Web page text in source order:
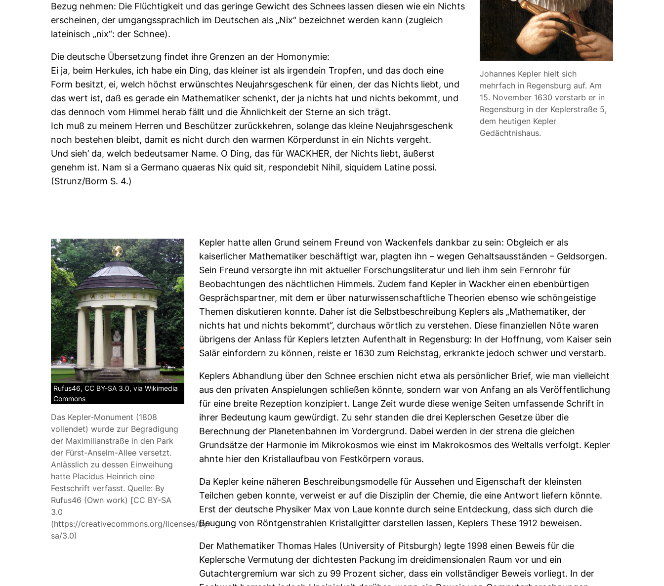
Bezug nehmen: Die Flüchtigkeit und das geringe Gewicht des Schnees lassen diesen wie ein Nichts
erscheinen, der umgangssprachlich im Deutschen als „Nix“ bezeichnet werden kann (zugleich
lateinisch „nix“: der Schnee).
Die deutsche Übersetzung findet ihre Grenzen an der Homonymie:
Ei ja, beim Herkules, ich habe ein Ding, das kleiner ist als irgendein Tropfen, und das doch eine
Form besitzt, ei, welch höchst erwünschtes Neujahrsgeschenk für einen, der das Nichts liebt, und
das wert ist, daß es gerade ein Mathematiker schenkt, der ja nichts hat und nichts bekommt, und
das dennoch vom Himmel herab fällt und die Ähnlichkeit der Sterne an sich trägt.
Ich muß zu meinem Herren und Beschützer zurückkehren, solange das kleine Neujahrsgeschenk
noch bestehen bleibt, damit es nicht durch den warmen Körperdunst in ein Nichts vergeht.
Und sieh’ da, welch bedeutsamer Name. O Ding, das für WACKHER, der Nichts liebt, äußerst
genehm ist. Nam si a Germano quaeras Nix quid sit, respondebit Nihil, siquidem Latine possi.
(Strunz/Borm S. 4.)
Johannes Kepler hielt sich
mehrfach in Regensburg auf. Am
15. November 1630 verstarb er in
Regensburg in der Keplerstraße 5,
dem heutigen Kepler
Gedächtnishaus.
Rufus46, CC BY-SA 3.0, via Wikimedia
Commons
Das Kepler-Monument (1808
vollendet) wurde zur Begradigung
der Maximilianstraße in den Park
der Fürst-Anselm-Allee versetzt.
Anlässlich zu dessen Einweihung
hatte Placidus Heinrich eine
Festschrift verfasst. Quelle: By
Rufus46 (Own work) [CC BY-SA
3.0
(https://creativecommons.org/licenses/by-
sa/3.0)
Kepler hatte allen Grund seinem Freund von Wackenfels dankbar zu sein: Obgleich er als
kaiserlicher Mathematiker beschäftigt war, plagten ihn – wegen Gehaltsausständen – Geldsorgen.
Sein Freund versorgte ihn mit aktueller Forschungsliteratur und lieh ihm sein Fernrohr für
Beobachtungen des nächtlichen Himmels. Zudem fand Kepler in Wackher einen ebenbürtigen
Gesprächspartner, mit dem er über naturwissenschaftliche Theorien ebenso wie schöngeistige
Themen diskutieren konnte. Daher ist die Selbstbeschreibung Keplers als „Mathematiker, der
nichts hat und nichts bekommt“, durchaus wörtlich zu verstehen. Diese finanziellen Nöte waren
übrigens der Anlass für Keplers letzten Aufenthalt in Regensburg: In der Hoffnung, vom Kaiser sein
Salär einfordern zu können, reiste er 1630 zum Reichstag, erkrankte jedoch schwer und verstarb.
Keplers Abhandlung über den Schnee erschien nicht etwa als persönlicher Brief, wie man vielleicht
aus den privaten Anspielungen schließen könnte, sondern war von Anfang an als Veröffentlichung
für eine breite Rezeption konzipiert. Lange Zeit wurde diese wenige Seiten umfassende Schrift in
ihrer Bedeutung kaum gewürdigt. Zu sehr standen die drei Keplerschen Gesetze über die
Berechnung der Planetenbahnen im Vordergrund. Dabei werden in der strena die gleichen
Grundsätze der Harmonie im Mikrokosmos wie einst im Makrokosmos des Weltalls verfolgt. Kepler
ahnte hier den Kristallaufbau von Festkörpern voraus.
Da Kepler keine näheren Beschreibungsmodelle für Aussehen und Eigenschaft der kleinsten
Teilchen geben konnte, verweist er auf die Disziplin der Chemie, die eine Antwort liefern könnte.
Erst der deutsche Physiker Max von Laue konnte durch seine Entdeckung, dass sich durch die
Beugung von Röntgenstrahlen Kristallgitter darstellen lassen, Keplers These 1912 beweisen.
Der Mathematiker Thomas Hales (University of Pitsburgh) legte 1998 einen Beweis für die
Keplersche Vermutung der dichtesten Packung im dreidimensionalen Raum vor und ein
Gutachtergremium war sich zu 99 Prozent sicher, dass ein vollständiger Beweis vorliegt. In der